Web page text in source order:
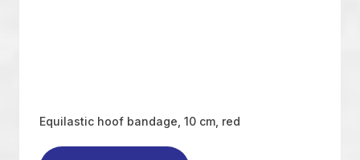
Equilastic hoof bandage, 10 cm, red